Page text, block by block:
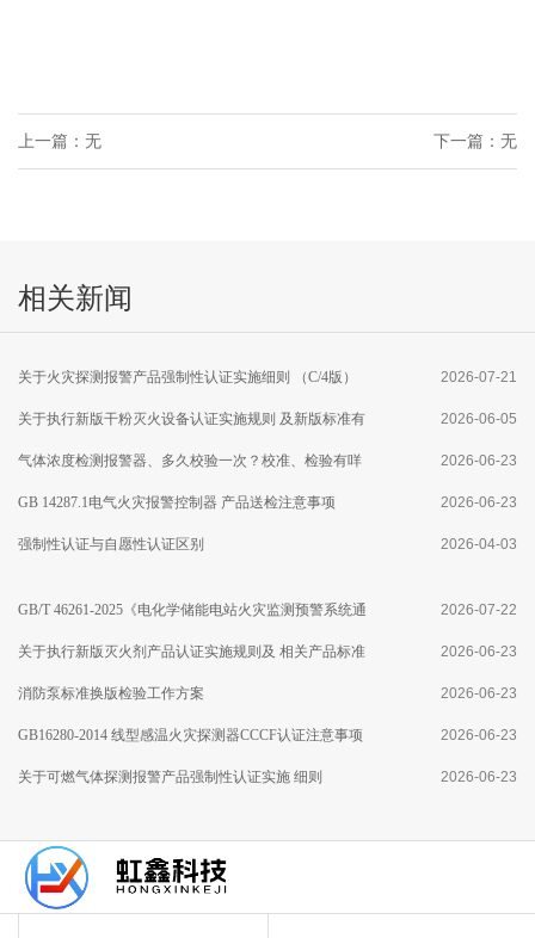
上一篇：无 下一篇：无
相关新闻
关于火灾探测报警产品强制性认证实施细则 （C/4版）
修订及执行点型火焰探测器产品新版 国家标准有关要求
的通知
2026-07-21
关于执行新版干粉灭火设备认证实施规则 及新版标准有
关要求的通知
2026-06-05
气体浓度检测报警器、多久校验一次？校准、检验有咩
区别？
2026-06-23
GB 14287.1电气火灾报警控制器 产品送检注意事项 2026-06-23
强制性认证与自愿性认证区别 2026-04-03
GB/T 46261-2025《电化学储能电站火灾监测预警系统通
用技术要求》标准分析
2026-07-22
关于执行新版灭火剂产品认证实施规则及 相关产品标准
有关要求的通知
2026-06-23
消防泵标准换版检验工作方案 2026-06-23
GB16280-2014 线型感温火灾探测器CCCF认证注意事项 2026-06-23
关于可燃气体探测报警产品强制性认证实施 细则 2026-06-23